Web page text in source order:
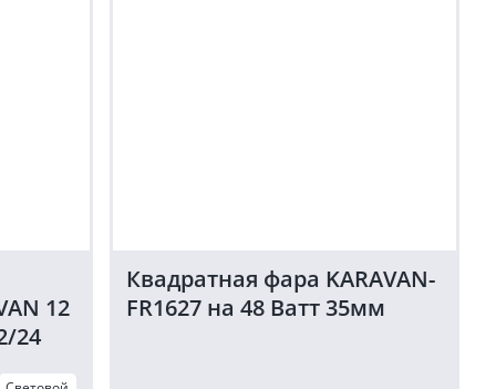
12
24
Квадратная фара KARAVAN-
FR1627 на 48 Ватт 35мм